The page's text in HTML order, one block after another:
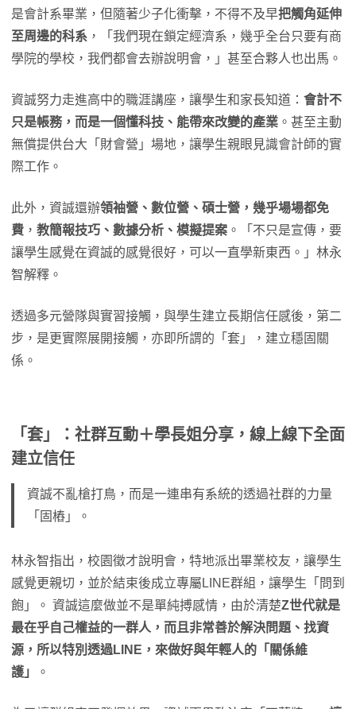
是會計系畢業，但隨著少子化衝擊，不得不及早把觸角延伸
至周邊的科系 ，「我們現在鎖定經濟系，幾乎全台只要有商
學院的學校，我們都會去辦說明會，」甚至合夥人也出馬。
資誠努力走進高中的職涯講座，讓學生和家長知道： 會計不
只是帳務，而是一個懂科技、能帶來改變的產業 。甚至主動
無償提供台大「財會營」場地，讓學生親眼見識會計師的實
際工作。
此外，資誠還辦領袖營、數位營、碩士營，幾乎場場都免
費 ， 教簡報技巧、數據分析、模擬提案 。「不只是宣傳，要
讓學生感覺在資誠的感覺很好，可以一直學新東西。」林永
智解釋。
透過多元營隊與實習接觸，與學生建立長期信任感後，第二
步，是更實際展開接觸，亦即所謂的「套」，建立穩固關
係。
「套」：社群互動＋學長姐分享，線上線下全面
建立信任
資誠不亂槍打鳥，而是一連串有系統的透過社群的力量
「固樁」。
林永智指出，校園徵才說明會，特地派出畢業校友，讓學生
感覺更親切，並於結束後成立專屬LINE群組，讓學生「問到
飽」。 資誠這麼做並不是單純搏感情，由於清楚Z世代就是
最在乎自己權益的一群人，而且非常善於解決問題、找資
源，所以特別透過LINE，來做好與年輕人的「關係維
護」
。